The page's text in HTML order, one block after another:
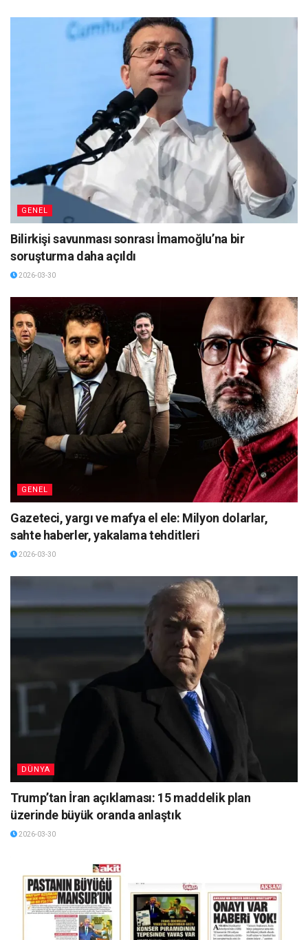
GENEL
Bilirkişi savunması sonrası İmamoğlu’na bir
soruşturma daha açıldı
2026-03-30
GENEL
Gazeteci, yargı ve mafya el ele: Milyon dolarlar,
sahte haberler, yakalama tehditleri
2026-03-30
DÜNYA
Trump’tan İran açıklaması: 15 maddelik plan
üzerinde büyük oranda anlaştık
2026-03-30